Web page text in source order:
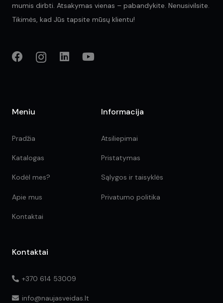
mumis dirbti. Atsakymas vienas – pabandykite. Nenusivilsite.
Tikimės, kad Jūs tapsite mūsų klientu!
Meniu
Pradžia
Katalogas
Kodėl mes?
Apie mus
Kontaktai
Informacija
Atsiliepimai
Pristatymas
Sąlygos ir taisyklės
Privatumo politika
Kontaktai
+370 614 53009
info@naujasveidas.lt